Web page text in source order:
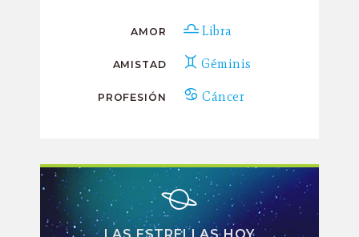
AMOR Libra
AMISTAD Géminis
PROFESIÓN Cáncer